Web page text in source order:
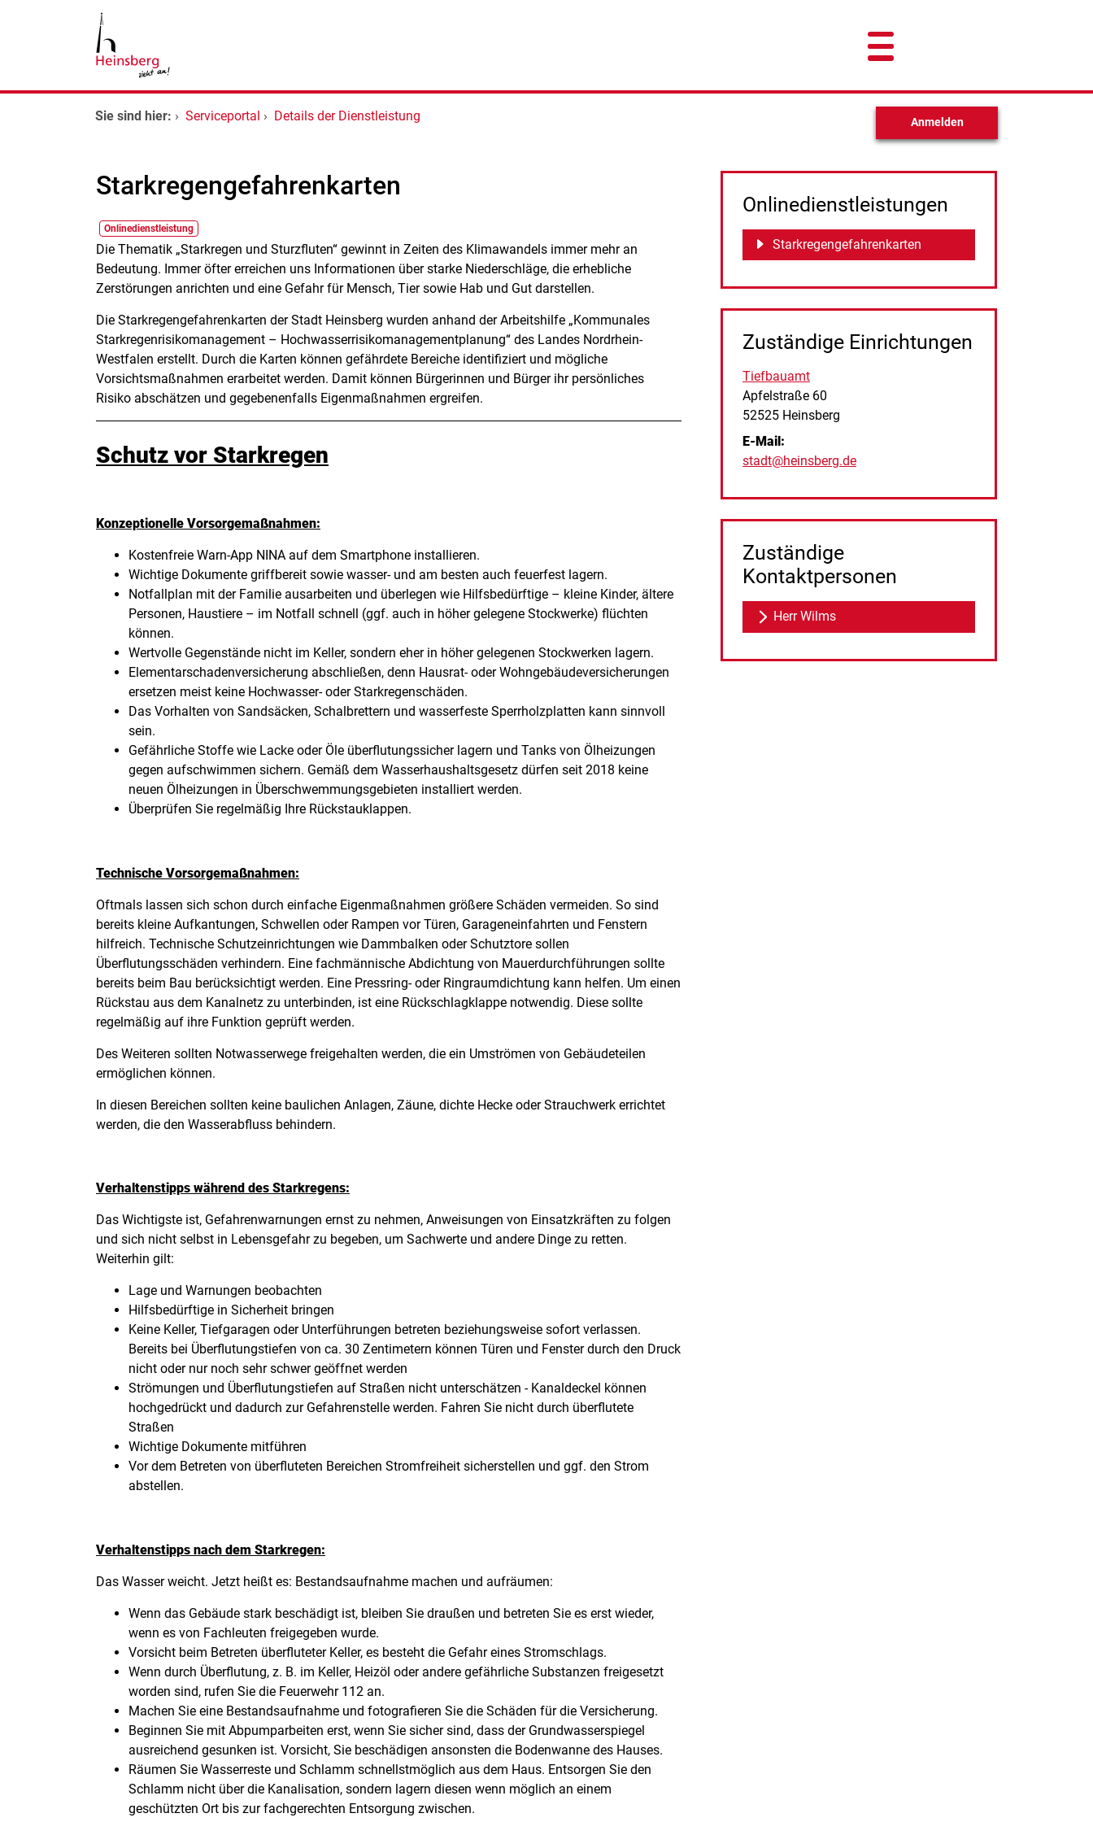
Zum Hauptinhalt springen
Startseite
Kontakt
Sie sind hier: › Serviceportal › Details der Dienstleistung Anmelden
Starkregengefahrenkarten
Onlinedienstleistung
Kurzbeschreibung
Die Thematik „Starkregen und Sturzfluten“ gewinnt in Zeiten des Klimawandels immer mehr an
Bedeutung. Immer öfter erreichen uns Informationen über starke Niederschläge, die erhebliche
Zerstörungen anrichten und eine Gefahr für Mensch, Tier sowie Hab und Gut darstellen.
Die Starkregengefahrenkarten der Stadt Heinsberg wurden anhand der Arbeitshilfe „Kommunales
Starkregenrisikomanagement – Hochwasserrisikomanagementplanung“ des Landes Nordrhein-
Westfalen erstellt. Durch die Karten können gefährdete Bereiche identifiziert und mögliche
Vorsichtsmaßnahmen erarbeitet werden. Damit können Bürgerinnen und Bürger ihr persönliches
Risiko abschätzen und gegebenenfalls Eigenmaßnahmen ergreifen.
Beschreibung
Schutz vor Starkregen
Konzeptionelle Vorsorgemaßnahmen:
Kostenfreie Warn-App NINA auf dem Smartphone installieren.
Wichtige Dokumente griffbereit sowie wasser- und am besten auch feuerfest lagern.
Notfallplan mit der Familie ausarbeiten und überlegen wie Hilfsbedürftige – kleine Kinder, ältere
Personen, Haustiere – im Notfall schnell (ggf. auch in höher gelegene Stockwerke) flüchten
können.
Wertvolle Gegenstände nicht im Keller, sondern eher in höher gelegenen Stockwerken lagern.
Elementarschadenversicherung abschließen, denn Hausrat- oder Wohngebäudeversicherungen
ersetzen meist keine Hochwasser- oder Starkregenschäden.
Das Vorhalten von Sandsäcken, Schalbrettern und wasserfeste Sperrholzplatten kann sinnvoll
sein.
Gefährliche Stoffe wie Lacke oder Öle überflutungssicher lagern und Tanks von Ölheizungen
gegen aufschwimmen sichern. Gemäß dem Wasserhaushaltsgesetz dürfen seit 2018 keine
neuen Ölheizungen in Überschwemmungsgebieten installiert werden.
Überprüfen Sie regelmäßig Ihre Rückstauklappen.
Technische Vorsorgemaßnahmen:
Oftmals lassen sich schon durch einfache Eigenmaßnahmen größere Schäden vermeiden. So sind
bereits kleine Aufkantungen, Schwellen oder Rampen vor Türen, Garageneinfahrten und Fenstern
hilfreich. Technische Schutzeinrichtungen wie Dammbalken oder Schutztore sollen
Überflutungsschäden verhindern. Eine fachmännische Abdichtung von Mauerdurchführungen sollte
bereits beim Bau berücksichtigt werden. Eine Pressring- oder Ringraumdichtung kann helfen. Um einen
Rückstau aus dem Kanalnetz zu unterbinden, ist eine Rückschlagklappe notwendig. Diese sollte
regelmäßig auf ihre Funktion geprüft werden.
Des Weiteren sollten Notwasserwege freigehalten werden, die ein Umströmen von Gebäudeteilen
ermöglichen können.
In diesen Bereichen sollten keine baulichen Anlagen, Zäune, dichte Hecke oder Strauchwerk errichtet
werden, die den Wasserabfluss behindern.
Verhaltenstipps während des Starkregens:
Das Wichtigste ist, Gefahrenwarnungen ernst zu nehmen, Anweisungen von Einsatzkräften zu folgen
und sich nicht selbst in Lebensgefahr zu begeben, um Sachwerte und andere Dinge zu retten.
Weiterhin gilt:
Lage und Warnungen beobachten
Hilfsbedürftige in Sicherheit bringen
Keine Keller, Tiefgaragen oder Unterführungen betreten beziehungsweise sofort verlassen.
Bereits bei Überflutungstiefen von ca. 30 Zentimetern können Türen und Fenster durch den Druck
nicht oder nur noch sehr schwer geöffnet werden
Strömungen und Überflutungstiefen auf Straßen nicht unterschätzen - Kanaldeckel können
hochgedrückt und dadurch zur Gefahrenstelle werden. Fahren Sie nicht durch überflutete
Straßen
Wichtige Dokumente mitführen
Vor dem Betreten von überfluteten Bereichen Stromfreiheit sicherstellen und ggf. den Strom
abstellen.
Verhaltenstipps nach dem Starkregen:
Das Wasser weicht. Jetzt heißt es: Bestandsaufnahme machen und aufräumen:
Wenn das Gebäude stark beschädigt ist, bleiben Sie draußen und betreten Sie es erst wieder,
wenn es von Fachleuten freigegeben wurde.
Vorsicht beim Betreten überfluteter Keller, es besteht die Gefahr eines Stromschlags.
Wenn durch Überflutung, z. B. im Keller, Heizöl oder andere gefährliche Substanzen freigesetzt
worden sind, rufen Sie die Feuerwehr 112 an.
Machen Sie eine Bestandsaufnahme und fotografieren Sie die Schäden für die Versicherung.
Beginnen Sie mit Abpumparbeiten erst, wenn Sie sicher sind, dass der Grundwasserspiegel
ausreichend gesunken ist. Vorsicht, Sie beschädigen ansonsten die Bodenwanne des Hauses.
Räumen Sie Wasserreste und Schlamm schnellstmöglich aus dem Haus. Entsorgen Sie den
Schlamm nicht über die Kanalisation, sondern lagern diesen wenn möglich an einem
geschützten Ort bis zur fachgerechten Entsorgung zwischen.
Onlinedienstleistungen
Starkregengefahrenkarten
Zuständige Einrichtungen
Tiefbauamt
Straße:
Apfelstraße Hausnummer:
60
PLZ:
52525 Ort:
Heinsberg
E-Mail:
stadt@heinsberg.de
Zuständige
Kontaktpersonen
Herr Wilms